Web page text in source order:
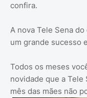
confira.
A nova Tele Sena
um grande sucesso
Todos os meses
novidade que a Tele
mês das mães não